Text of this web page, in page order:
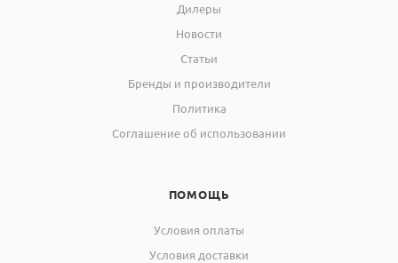
Дилеры
Новости
Статьи
Бренды и производители
Политика
Соглашение об использовании
ПОМОЩЬ
Условия оплаты
Условия доставки